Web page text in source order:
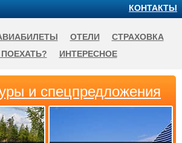
и спецпредложения
КОНТАКТЫ
ОТЕЛИ
СТРАХОВКА
ПОЕХАТЬ?
ИНТЕРЕСНОЕ